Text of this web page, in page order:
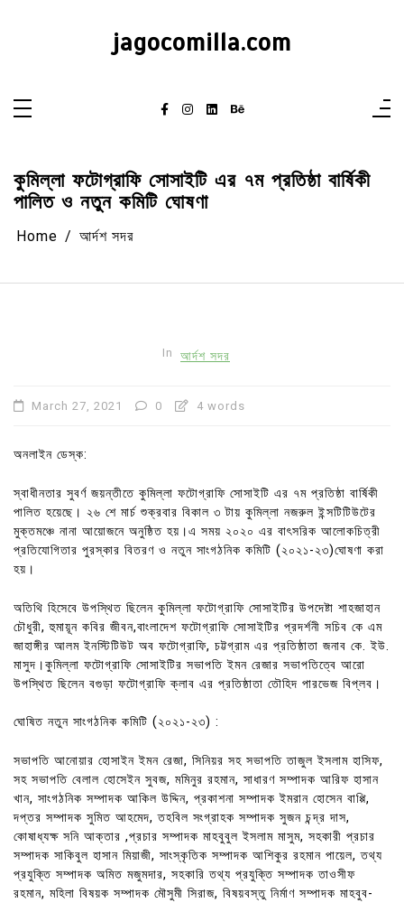
jagocomilla.com
কুমিল্লা ফটোগ্রাফি সোসাইটি এর ৭ম প্রতিষ্ঠা বার্ষিকী
পালিত ও নতুন কমিটি ঘোষণা
Home আর্দশ সদর
In আর্দশ সদর
March 27, 2021 0 4 words
অনলাইন ডেস্ক:
স্বাধীনতার সুবর্ণ জয়ন্তীতে কুমিল্লা ফটোগ্রাফি সোসাইটি এর ৭ম প্রতিষ্ঠা বার্ষিকী
পালিত হয়েছে। ২৬ শে মার্চ শুক্রবার বিকাল ৩ টায় কুমিল্লা নজরুল ইন্সটিটিউটের
মুক্তমঞ্চে নানা আয়োজনে অনুষ্ঠিত হয়।এ সময় ২০২০ এর বাৎসরিক আলোকচিত্রী
প্রতিযোগিতার পুরস্কার বিতরণ ও নতুন সাংগঠনিক কমিটি (২০২১-২৩)ঘোষণা করা
হয়।
অতিথি হিসেবে উপস্থিত ছিলেন কুমিল্লা ফটোগ্রাফি সোসাইটির উপদেষ্টা শাহজাহান
চৌধুরী, হুমায়ূন কবির জীবন,বাংলাদেশ ফটোগ্রাফি সোসাইটির প্রদর্শনী সচিব কে এম
জাহাঙ্গীর আলম ইনস্টিটিউট অব ফটোগ্রাফি, চট্টগ্রাম এর প্রতিষ্ঠাতা জনাব কে. ইউ.
মাসুদ।কুমিল্লা ফটোগ্রাফি সোসাইটির সভাপতি ইমন রেজার সভাপতিত্বে আরো
উপস্থিত ছিলেন বগুড়া ফটোগ্রাফি ক্লাব এর প্রতিষ্ঠাতা তৌহিদ পারভেজ বিপ্লব।
ঘোষিত নতুন সাংগঠনিক কমিটি (২০২১-২৩) :
সভাপতি আনোয়ার হোসাইন ইমন রেজা, সিনিয়র সহ সভাপতি তাজুল ইসলাম হাসিফ,
সহ সভাপতি বেলাল হোসেইন সুবজ, মমিনুর রহমান, সাধারণ সম্পাদক আরিফ হাসান
খান, সাংগঠনিক সম্পাদক আকিল উদ্দিন, প্রকাশনা সম্পাদক ইমরান হোসেন বাপ্পি,
দপ্তর সম্পাদক সুমিত আহমেদ, তহবিল সংগ্রাহক সম্পাদক সুজন চন্দ্র দাস,
কোষাধ্যক্ষ সনি আক্তার ,প্রচার সম্পাদক মাহবুবুল ইসলাম মাসুম, সহকারী প্রচার
সম্পাদক সাকিবুল হাসান মিয়াজী, সাংস্কৃতিক সম্পাদক আশিকুর রহমান পায়েল, তথ্য
প্রযুক্তি সম্পাদক অমিত মজুমদার, সহকারি তথ্য প্রযুক্তি সম্পাদক তাওসীফ
রহমান, মহিলা বিষয়ক সম্পাদক মৌসুমী সিরাজ, বিষয়বস্তু নির্মাণ সম্পাদক মাহবুব-